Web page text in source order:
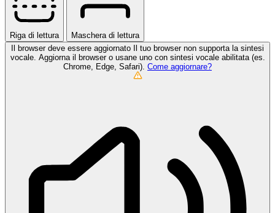
Riga di lettura
Maschera di lettura
Il browser deve essere aggiornato
Il tuo browser non supporta la sintesi
vocale. Aggiorna il browser o usane uno con sintesi vocale abilitata (es.
Chrome, Edge, Safari). Come aggiornare?